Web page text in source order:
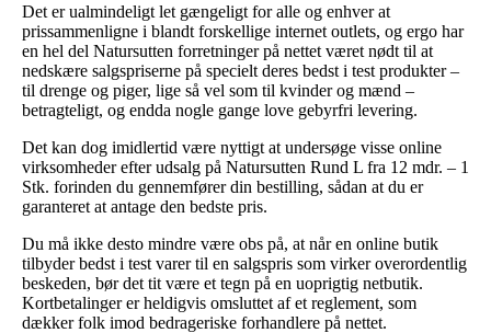
Det er ualmindeligt let gængeligt for alle og enhver at
prissammenligne i blandt forskellige internet outlets, og ergo har
en hel del Natursutten forretninger på nettet været nødt til at
nedskære salgspriserne på specielt deres bedst i test produkter –
til drenge og piger, lige så vel som til kvinder og mænd –
betragteligt, og endda nogle gange love gebyrfri levering.
Det kan dog imidlertid være nyttigt at undersøge visse online
virksomheder efter udsalg på Natursutten Rund L fra 12 mdr. – 1
Stk. forinden du gennemfører din bestilling, sådan at du er
garanteret at antage den bedste pris.
Du må ikke desto mindre være obs på, at når en online butik
tilbyder bedst i test varer til en salgspris som virker overordentlig
beskeden, bør det tit være et tegn på en uoprigtig netbutik.
Kortbetalinger er heldigvis omsluttet af et reglement, som
dækker folk imod bedrageriske forhandlere på nettet.